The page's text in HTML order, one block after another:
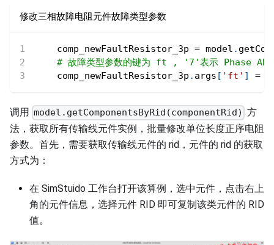
修改三相故障电阻元件故障类型参数
    comp_newFaultResistor_3p
= model .
# 故障类型参数的键为 ft , '7'表示 Phase
    comp_newFaultResistor_3p
. args [ 'ft' ] =
调用 model.getComponentsByRid(componentRid) 方
法，获取所有传输线元件实例，批量修改单位长度正序电阻
参数。首先，需要获取传输线元件的 rid，元件的 rid 的获取
方式为：
在 SimStuido 工作台打开该算例，选中元件，点击右上
角的元件信息，选择元件 RID 即可复制该类元件的 RID
值。